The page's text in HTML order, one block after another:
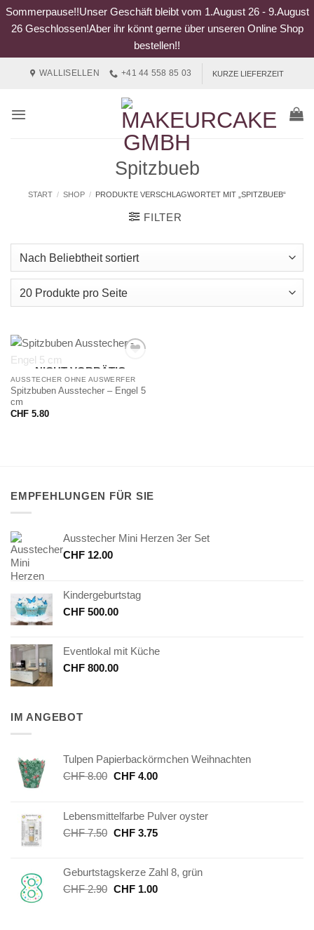
Sommerpause!!Unser Geschäft bleibt vom 1.August 26 - 9.August
26 Geschlossen!Aber ihr könnt gerne über unseren Online Shop
bestellen!!
WALLISELLEN +41 44 558 85 03 KURZE LIEFERZEIT
Spitzbueb
START / SHOP / PRODUKTE VERSCHLAGWORTET MIT „SPITZBUEB“
FILTER
NICHT VORRÄTIG
AUSSTECHER OHNE AUSWERFER
Spitzbuben Ausstecher – Engel 5
cm
CHF5.80
EMPFEHLUNGEN FÜR SIE
Ausstecher Mini Herzen 3er Set
CHF 12.00
Kindergeburtstag
CHF 500.00
Eventlokal mit Küche
CHF 800.00
IM ANGEBOT
Tulpen Papierbackörmchen Weihnachten
CHF8.00 Ursprünglicher
CHF 8.00
CHF4.00Aktueller
CHF 4.00.
Lebensmittelfarbe Pulver oyster
CHF7.50 Ursprünglicher
CHF 7.50
CHF3.75Aktueller
CHF 3.75.
Geburtstagskerze Zahl 8, grün
CHF2.90 Ursprünglicher
CHF1.00Aktueller